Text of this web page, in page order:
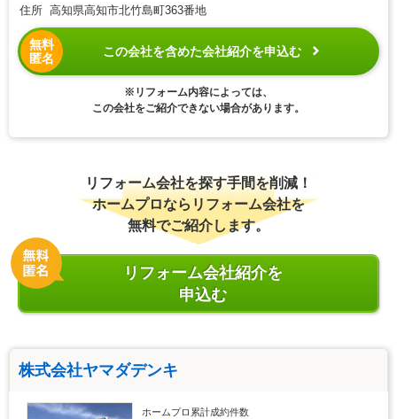
住所 高知県高知市北竹島町363番地
無料
匿名
この会社を含めた会社紹介を申込む
※リフォーム内容によっては、
この会社をご紹介できない場合があります。
リフォーム会社を探す手間を削減！
ホームプロならリフォーム会社を
無料でご紹介します。
リフォーム会社紹介を
申込む
株式会社ヤマダデンキ
ホームプロ累計成約件数